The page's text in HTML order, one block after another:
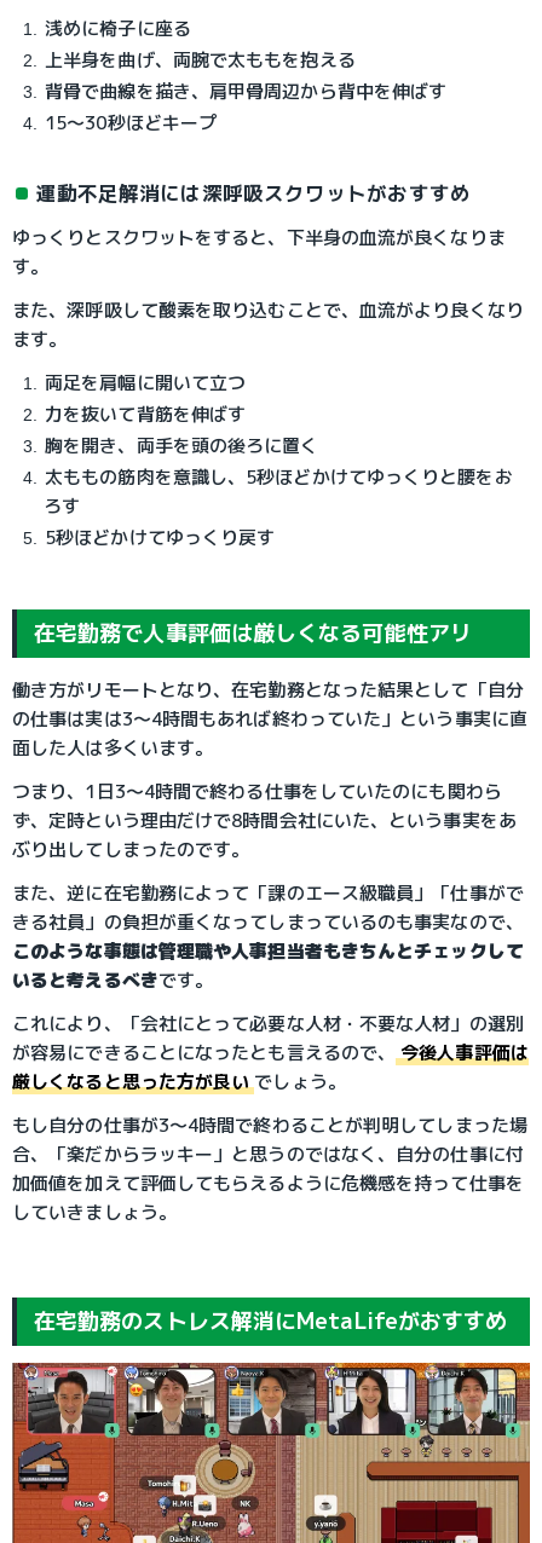
浅めに椅子に座る
上半身を曲げ、両腕で太ももを抱える
背骨で曲線を描き、肩甲骨周辺から背中を伸ばす
15〜30秒ほどキープ
運動不足解消には深呼吸スクワットがおすすめ
ゆっくりとスクワットをすると、下半身の血流が良くなりま
す。
また、深呼吸して酸素を取り込むことで、血流がより良くなり
ます。
両足を肩幅に開いて立つ
力を抜いて背筋を伸ばす
胸を開き、両手を頭の後ろに置く
太ももの筋肉を意識し、5秒ほどかけてゆっくりと腰をお
ろす
5秒ほどかけてゆっくり戻す
在宅勤務で人事評価は厳しくなる可能性アリ
働き方がリモートとなり、在宅勤務となった結果として「自分
の仕事は実は3～4時間もあれば終わっていた」という事実に直
面した人は多くいます。
つまり、1日3～4時間で終わる仕事をしていたのにも関わら
ず、定時という理由だけで8時間会社にいた、という事実をあ
ぶり出してしまったのです。
また、逆に在宅勤務によって「課のエース級職員」「仕事がで
きる社員」の負担が重くなってしまっているのも事実なので、
このような事態は管理職や人事担当者もきちんとチェックして
いると考えるべきです。
これにより、「会社にとって必要な人材・不要な人材」の選別
が容易にできることになったとも言えるので、今後人事評価は
厳しくなると思った方が良い でしょう。
もし自分の仕事が3～4時間で終わることが判明してしまった場
合、「楽だからラッキー」と思うのではなく、自分の仕事に付
加価値を加えて評価してもらえるように危機感を持って仕事を
していきましょう。
在宅勤務のストレス解消にMetaLifeがおすすめ